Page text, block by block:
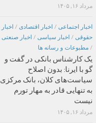
مرداد ۱۶, ۱۴۰۵
اخبار اجتماعی / اخبار اقتصادی / اخبار
حقوقی / اخبار سیاسی / اخبار صنعتی
/ مطبوعات و رسانه ها
یک کارشناس بانکی در گفت و
گو با ایرنا: بدون اصلاح
سیاست‌های کلان، بانک مرکزی
به تنهایی قادر به مهار تورم
نیست
مرداد ۱۶, ۱۴۰۵